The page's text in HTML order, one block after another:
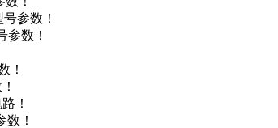
参数！
参数！
！
！
数！